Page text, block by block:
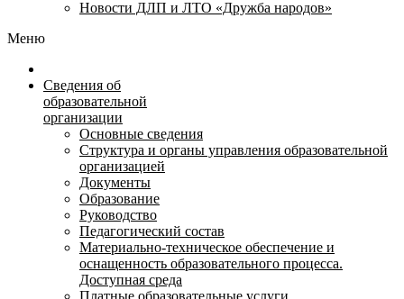
Новости ДЛП и ЛТО «Дружба народов»
Меню
Сведения об
образовательной
организации
Основные сведения
Структура и органы управления образовательной
организацией
Документы
Образование
Руководство
Педагогический состав
Материально-техническое обеспечение и
оснащенность образовательного процесса.
Доступная среда
Платные образовательные услуги